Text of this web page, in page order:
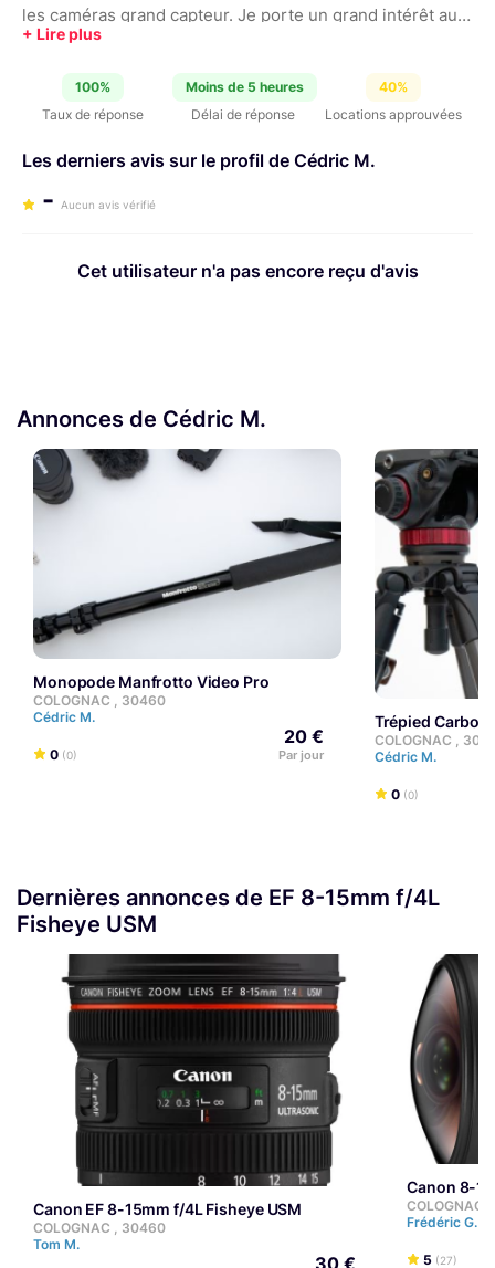
les caméras grand capteur. Je porte un grand intérêt aux
projets liés à la nature, premier guide de mon inspiration.
vidéo expériementale. J’aime aussi filmer des sportifs
dans des conditions difficiles ou des scientifiques en
expédition. Mon champ de compétences s’est étoffé avec
mes expériences sur les plateaux de tournage et au grès
de nombreuse rencontre m'ayant apporté un horizon de
depuis 10ans, pour mener à bien mes projets et
100%
Taux de réponse
Moins de 5 heures
Délai de réponse
40%
Locations approuvées
Les derniers avis sur le profil de Cédric M.
- Aucun avis vérifié
Cet utilisateur n'a pas encore reçu d'avis
Annonces de Cédric M.
Monopode Manfrotto Video Pro
COLOGNAC , 30460
Cédric M.
0 (0)
20 €
Par jour
Trépied
COLOGNAC ,
Cédric M.
0 (0)
Dernières annonces de EF 8-15mm f/4L
Fisheye USM
Canon EF 8-15mm f/4L Fisheye USM
COLOGNAC , 30460
Tom M.
30 €
Canon 8-
COLOGNAC
Frédéric G.
5 (27)